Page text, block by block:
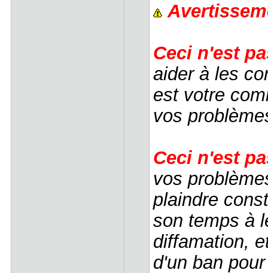
Ceci n'est
aider à les
est votre
vos
Ceci n'est
vos
plaindre
son temps à
diffamation,
d'un ban